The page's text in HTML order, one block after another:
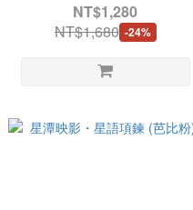
NT$1,280
NT$1,680 -24%